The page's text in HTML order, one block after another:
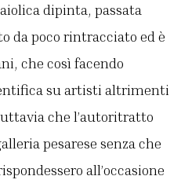
dipinta, passata
da poco rintracciato ed è
che così facendo
su artisti altrimenti
che l’autoritratto
pesarese senza che
all’occasione